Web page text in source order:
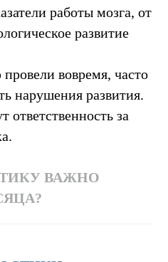
работы мозга, от
развитие
вовремя, часто
нарушения развития.
ответственность за
ВАЖНО